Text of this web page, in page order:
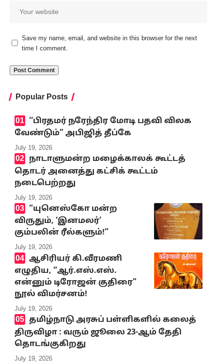
Save my name, email, and website in this browser for the next
time I comment.
Popular Posts
‘‘பிரதமர் நரேந்திர மோடி பதவி விலக
வேண்டும்” அபிஜித் தீப்கே
July 19, 2026
நாடாளுமன்ற மழைக்காலக் கூட்டத்
தொடர் அனைத்து கட்சிக் கூட்டம்
நடைபெற்றது
July 19, 2026
“யுனெஸ்கோ மன்ற
விருதும், ‘இனமலர்’
கும்பலின் ரீல்களும்!”
July 19, 2026
ஆசிரியர் கி.வீரமணி
எழுதிய, “ஆர்.எஸ்.எஸ்.
என்னும் டிரோஜன் குதிரை”
நூல் விமர்சனம்!
July 19, 2026
தமிழ்நாடு அரசுப் பள்ளிகளில் கலைத்
திருவிழா : வரும் ஜூலை 23-ஆம் தேதி
தொடங்குகிறது
July 19, 2026